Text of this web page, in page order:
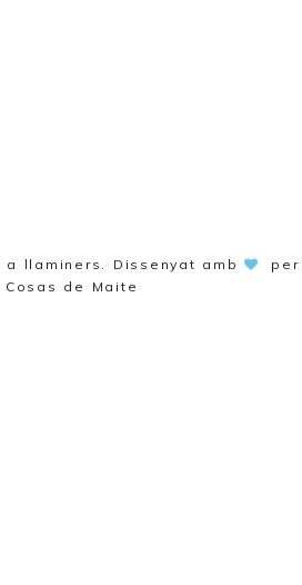
a llaminers . Dissenyat amb
per
Cosas de Maite